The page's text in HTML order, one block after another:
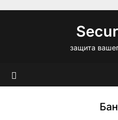
защита